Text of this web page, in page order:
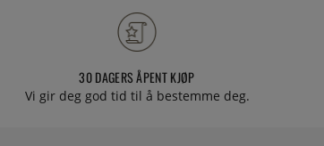
30 DAGERS ÅPENT KJØP
Vi gir deg god tid til å bestemme deg.